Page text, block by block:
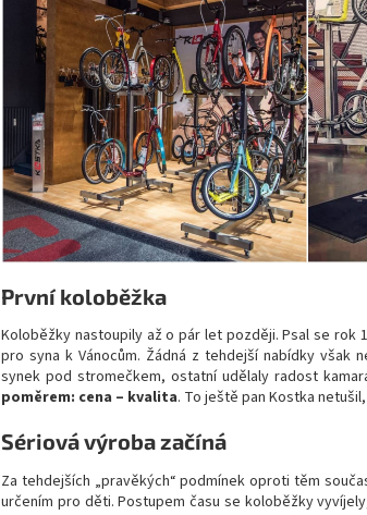
První koloběžka
Koloběžky nastoupily až o pár let později. Psal se rok
pro syna k Vánocům. Žádná z tehdejší nabídky však
synek pod stromečkem, ostatní udělaly radost
poměrem: cena – kvalita. To ještě pan Kostka
Sériová výroba začíná
Za tehdejších „pravěkých“ podmínek oproti těm
určením pro děti. Postupem času se koloběžky